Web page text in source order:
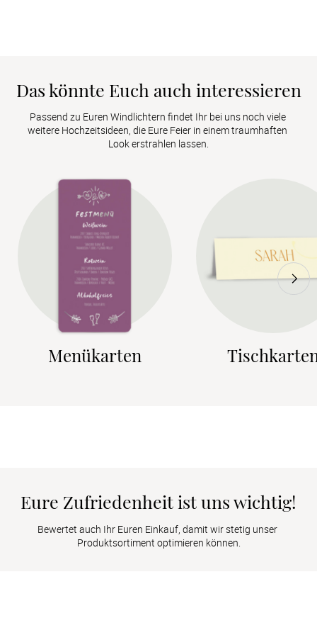
Das könnte Euch auch interessieren
Passend zu Euren Windlichtern findet Ihr bei uns noch viele
weitere Hochzeitsideen, die Eure Feier in einem traumhaften
Look erstrahlen lassen.
Menükarten
Eure Zufriedenheit ist uns wichtig!
Bewertet auch Ihr Euren Einkauf, damit wir stetig unser
Produktsortiment optimieren können.